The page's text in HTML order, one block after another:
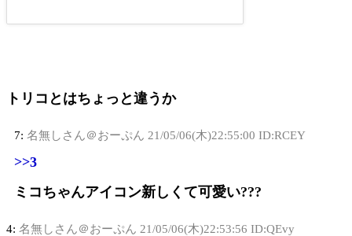
トリコとはちょっと違うか
7: 名無しさん＠おーぷん 21/05/06(木)22:55:00 ID:RCEY
>>3
ミコちゃんアイコン新しくて可愛い???
4: 名無しさん＠おーぷん 21/05/06(木)22:53:56 ID:QEvy